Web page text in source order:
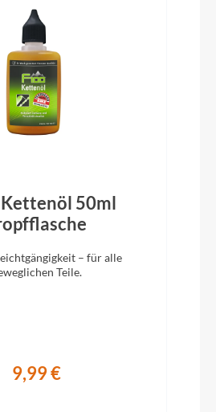
Lenkerband
3mm
Ständer
Usus U-Mount 44
Inklusive
Vorbau
Gravelbike
50ml
– für alle
Teile.
9,99 €